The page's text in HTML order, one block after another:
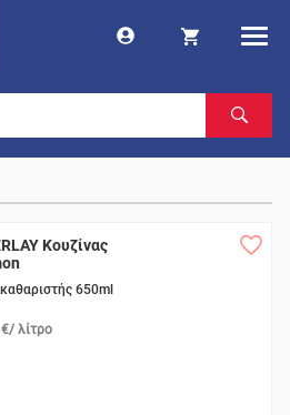
Κουζίνας
650ml
λίτρο